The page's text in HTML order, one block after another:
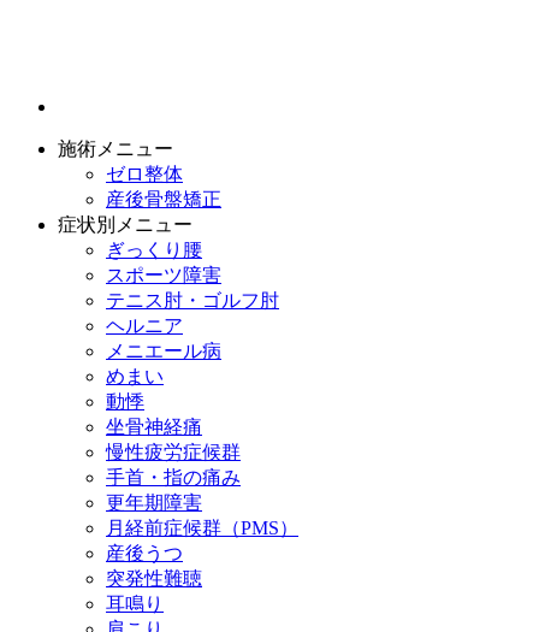
施術メニュー
ゼロ整体
産後骨盤矯正
症状別メニュー
ぎっくり腰
スポーツ障害
テニス肘・ゴルフ肘
ヘルニア
メニエール病
めまい
動悸
坐骨神経痛
慢性疲労症候群
手首・指の痛み
更年期障害
月経前症候群（PMS）
産後うつ
突発性難聴
耳鳴り